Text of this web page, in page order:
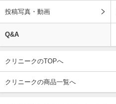
投稿写真・動画
Q&A
クリニークのTOPへ
クリニークの商品一覧へ